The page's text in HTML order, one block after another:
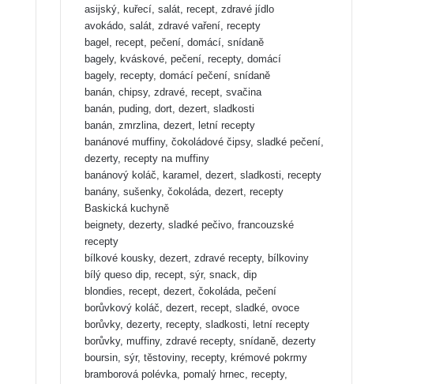
asijský, kuřecí, salát, recept, zdravé jídlo
avokádo, salát, zdravé vaření, recepty
bagel, recept, pečení, domácí, snídaně
bagely, kváskové, pečení, recepty, domácí
bagely, recepty, domácí pečení, snídaně
banán, chipsy, zdravé, recept, svačina
banán, puding, dort, dezert, sladkosti
banán, zmrzlina, dezert, letní recepty
banánové muffiny, čokoládové čipsy, sladké pečení,
dezerty, recepty na muffiny
banánový koláč, karamel, dezert, sladkosti, recepty
banány, sušenky, čokoláda, dezert, recepty
Baskická kuchyně
beignety, dezerty, sladké pečivo, francouzské
recepty
bílkové kousky, dezert, zdravé recepty, bílkoviny
bílý queso dip, recept, sýr, snack, dip
blondies, recept, dezert, čokoláda, pečení
borůvkový koláč, dezert, recept, sladké, ovoce
borůvky, dezerty, recepty, sladkosti, letní recepty
borůvky, muffiny, zdravé recepty, snídaně, dezerty
boursin, sýr, těstoviny, recepty, krémové pokrmy
bramborová polévka, pomalý hrnec, recepty,